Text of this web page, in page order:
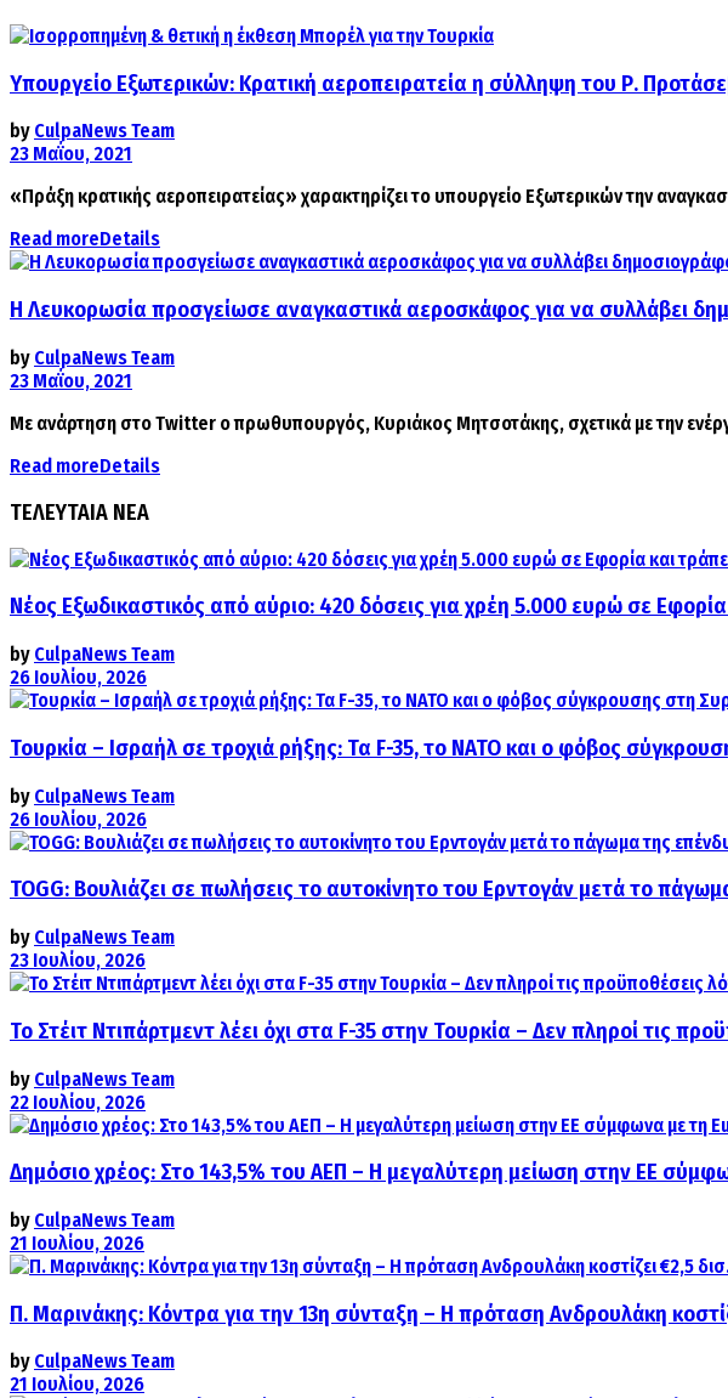
Υπουργείο Εξωτερικών: Κρατική αεροπειρατεία η σύλληψη του Ρ.
by CulpaNews Team
23 Μαΐου, 2021
«Πράξη κρατικής αεροπειρατείας» χαρακτηρίζει το υπουργείο Εξωτερικών την
Read moreDetails
Η Λευκορωσία προσγείωσε αναγκαστικά αεροσκάφος για να συλλάβει
by CulpaNews Team
23 Μαΐου, 2021
Με ανάρτηση στο Twitter ο πρωθυπουργός, Κυριάκος Μητσοτάκης, σχετικά με την
Read moreDetails
ΤΕΛΕΥΤΑΙΑ ΝΕΑ
Νέος Εξωδικαστικός από αύριο: 420 δόσεις για χρέη 5.000 ευρώ σε
by CulpaNews Team
26 Ιουλίου, 2026
Τουρκία – Ισραήλ σε τροχιά ρήξης: Τα F-35, το ΝΑΤΟ και ο φόβος
by CulpaNews Team
26 Ιουλίου, 2026
TOGG: Βουλιάζει σε πωλήσεις το αυτοκίνητο του Ερντογάν μετά το
by CulpaNews Team
23 Ιουλίου, 2026
Το Στέιτ Ντιπάρτμεντ λέει όχι στα F-35 στην Τουρκία – Δεν πληροί τις
by CulpaNews Team
22 Ιουλίου, 2026
Δημόσιο χρέος: Στο 143,5% του ΑΕΠ – Η μεγαλύτερη μείωση στην ΕΕ
by CulpaNews Team
21 Ιουλίου, 2026
Π. Μαρινάκης: Κόντρα για την 13η σύνταξη – Η πρόταση Ανδρουλάκη
by CulpaNews Team
21 Ιουλίου, 2026